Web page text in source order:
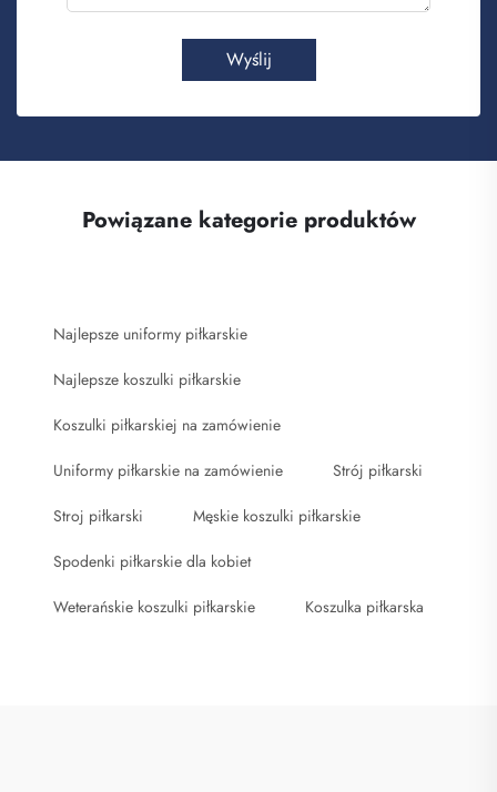
Wyślij
Powiązane kategorie produktów
Najlepsze uniformy piłkarskie
Najlepsze koszulki piłkarskie
Koszulki piłkarskiej na zamówienie
Uniformy piłkarskie na zamówienie Strój piłkarski
Stroj piłkarski Męskie koszulki piłkarskie
Spodenki piłkarskie dla kobiet
Weterańskie koszulki piłkarskie Koszulka piłkarska